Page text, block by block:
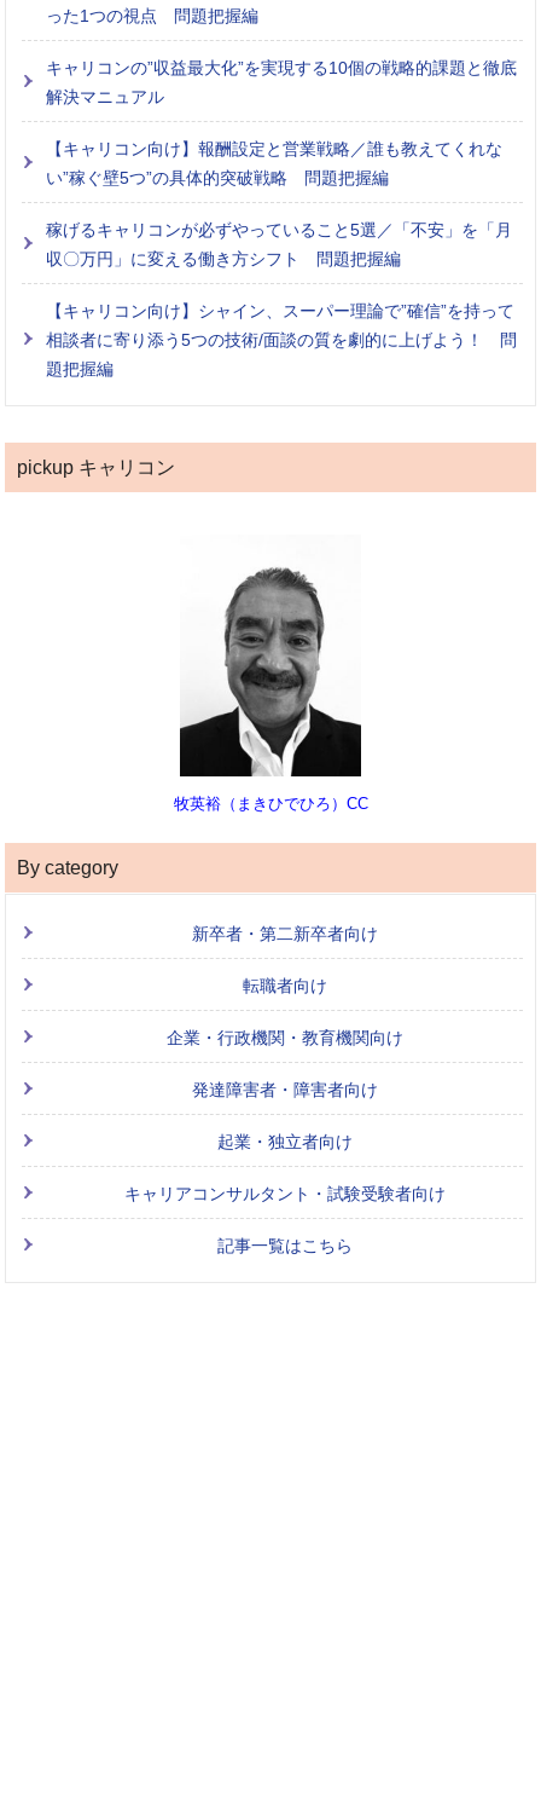
った1つの視点 問題把握編
キャリコンの”収益最大化”を実現する10個の戦略的課題と徹底
解決マニュアル
【キャリコン向け】報酬設定と営業戦略／誰も教えてくれな
い”稼ぐ壁5つ”の具体的突破戦略 問題把握編
稼げるキャリコンが必ずやっていること5選／「不安」を「月
収〇万円」に変える働き方シフト 問題把握編
【キャリコン向け】シャイン、スーパー理論で”確信”を持って
相談者に寄り添う5つの技術/面談の質を劇的に上げよう！ 問
題把握編
pickup キャリコン
牧英裕（まきひでひろ）CC
By category
新卒者・第二新卒者向け
転職者向け
企業・行政機関・教育機関向け
発達障害者・障害者向け
起業・独立者向け
キャリアコンサルタント・試験受験者向け
記事一覧はこちら